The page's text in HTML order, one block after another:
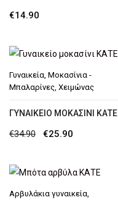
€14.90
Γυναικεία Μοκασίνια -
Μπαλαρίνες Χειμώνας
ΓΥΝΑΙΚΕΊΟ ΜΟΚΑΣΊΝΙ ΚΑΤΕ
€34.90
Original
was:
€25.90
τιμή
είναι:
Αρβυλάκια γυναικεία,